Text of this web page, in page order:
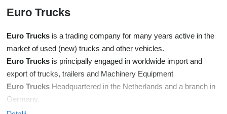
Euro Trucks
Euro Trucks is a trading company for many years active in the
market of used (new) trucks and other vehicles.
Euro Trucks is principally engaged in worldwide import and
export of trucks, trailers and Machinery Equipment
Euro Trucks Headquartered in the Netherlands and a branch in
Germany.